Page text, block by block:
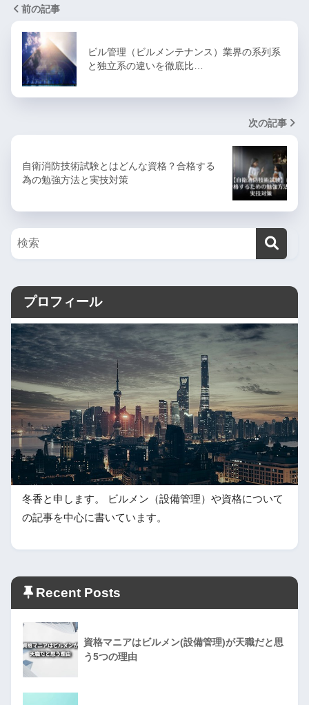
前の記事
ビル管理（ビルメンテナンス）業界の系列系
と独立系の違いを徹底比…
次の記事
自衛消防技術試験とはどんな資格？合格する
為の勉強方法と実技対策
プロフィール
冬香と申します。 ビルメン（設備管理）や資格について
の記事を中心に書いています。
Recent Posts
資格マニアはビルメン(設備管理)が天職だと思
う5つの理由